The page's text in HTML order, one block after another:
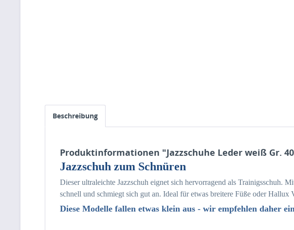
Beschreibung
Produktinformationen "Jazzschuhe Leder weiß Gr.
Jazzschuh zum Schnüren
Dieser ultraleichte Jazzschuh eignet sich hervorragend als Trainigsschuh.
schnell und schmiegt sich gut an. Ideal für etwas breitere Füße oder
Diese Modelle fallen etwas klein aus - wir empfehlen daher